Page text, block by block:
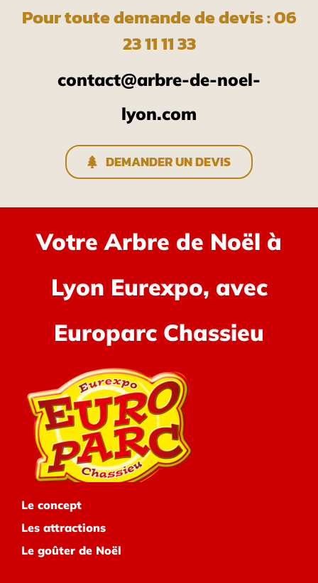
Pour toute demande de devis : 06
23 11 11 33
contact@arbre-de-noel-
lyon.com
DEMANDER UN DEVIS
Votre Arbre de Noël à
Lyon Eurexpo, avec
Europarc Chassieu
Le concept
Les attractions
Le goûter de Noël